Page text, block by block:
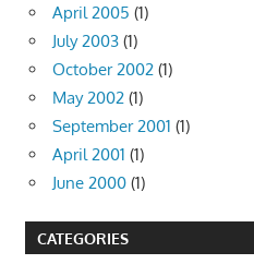
April 2005 (1)
July 2003 (1)
October 2002 (1)
May 2002 (1)
September 2001 (1)
April 2001 (1)
June 2000 (1)
CATEGORIES